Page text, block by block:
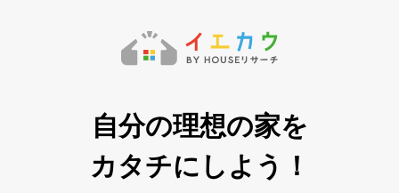
自分の理想の家を
カタチにしよう！